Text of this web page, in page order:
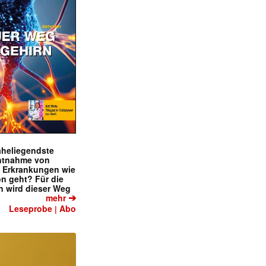
von
wie
geht? Für die
wird dieser Weg
mehr➔
Leseprobe |Abo